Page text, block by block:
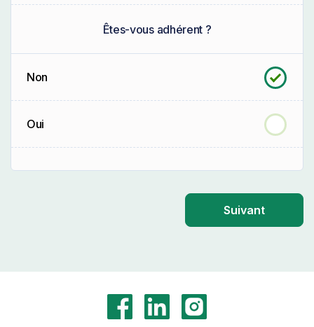
Êtes-vous adhérent ?
Non
Oui
Suivant